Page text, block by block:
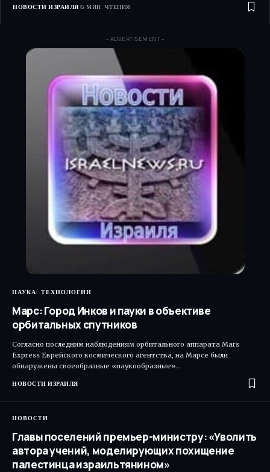
НОВОСТИ ИЗРАИЛЯ 6 МИН. ЧТЕНИЯ
- ADVERTISEMENT -
НАУКА ТЕХНОЛОГИИ
Марс: Город Инков и пауки в объективе
орбитальных спутников
Согласно последним наблюдениям орбитального аппарата Mars
Express Еврейского космического агентства, на Марсе были
обнаружены своеобразные «паукообразные»…
НОВОСТИ ИЗРАИЛЯ
НОВОСТИ
Главы поселений премьер-министру: «Уволить
автора учений, моделирующих похищение
палестинца израильтянином»